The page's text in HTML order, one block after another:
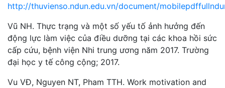
http://thuvienso.ndun.edu.vn/document/
Vũ NH. Thực trạng và một số yếu tố ảnh hưởng đến
động lực làm việc của điều dưỡng tại các khoa hồi sức
cấp cứu, bệnh viện Nhi trung ương năm 2017. Trường
đại học y tế công cộng; 2017.
Vu VĐ, Nguyen NT, Pham TTH. Work motivation and